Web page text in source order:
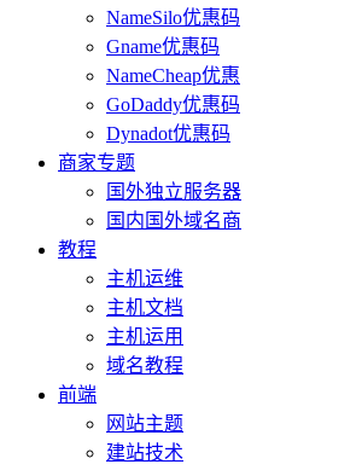
NameSilo优惠码
Gname优惠码
NameCheap优惠
GoDaddy优惠码
Dynadot优惠码
商家专题
国外独立服务器
国内国外域名商
教程
主机运维
主机文档
主机运用
域名教程
前端
网站主题
建站技术